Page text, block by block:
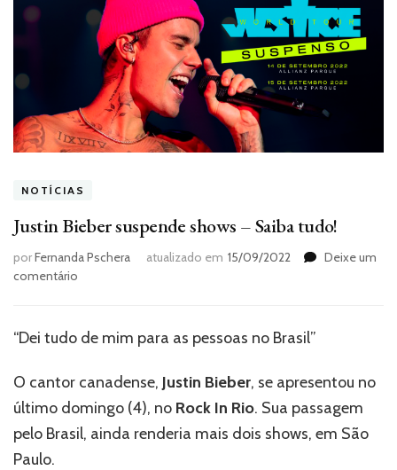
NOTÍCIAS
Justin Bieber suspende shows – Saiba tudo!
porFernanda Pschera atualizado em 15/09/2022
Deixe um
comentário
suspende
Saiba
tudo!
“Dei tudo de mim para as pessoas no Brasil”
O cantor canadense, Justin Bieber, se apresentou no
último domingo (4), no Rock In Rio. Sua passagem
pelo Brasil, ainda renderia mais dois shows, em São
Paulo.